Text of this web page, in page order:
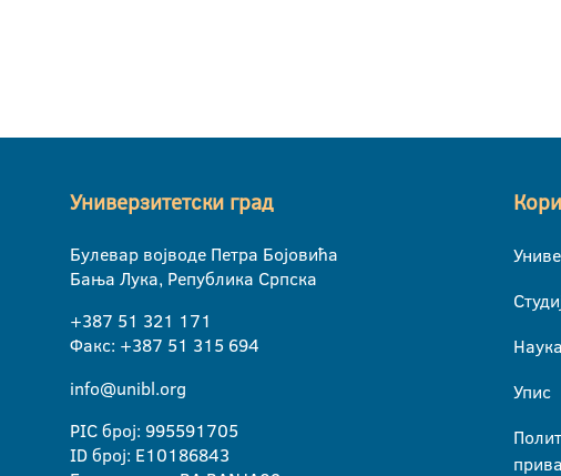
Универзитетски град
Булевар војводе Петра Бојовића
Бања Лука, Република Српска
+387 51 321 171
Факс: +387 51 315 694
info@unibl.org
PIC број: 995591705
ID број: E10186843
Наука
Упис